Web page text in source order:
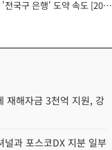
'전국구 은행' 도약 속도 [2026
재해자금 3천억 지원, 강
널과 포스코DX 지분 일부